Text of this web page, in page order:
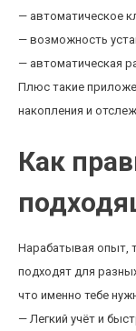
— автоматическое
— возможность
— автоматическая
Плюс такие
накопления и
Как
Нарабатывая опыт,
подходят для
что именно тебе
— Легкий учёт и